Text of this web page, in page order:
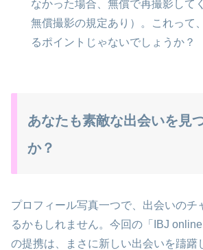
なかった場合、無償で再撮影して
無償撮影の規定あり）。これって
るポイントじゃないでしょうか？
あなたも素敵な出会いを見
か？
プロフィール写真一つで、出会いのチ
るかもしれません。今回の「IBJ online
の提携は、まさに新しい出会いを躊躇